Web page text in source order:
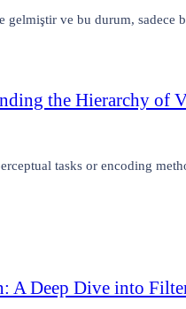
gelmiştir ve bu durum, sadece
the Hierarchy of
tasks or encoding
A Deep Dive into